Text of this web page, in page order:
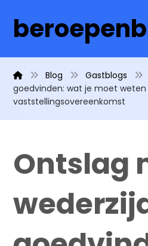
Blog Gastblogs
goedvinden: wat je moet weten
vaststellingsovereenkomst
Ontslag